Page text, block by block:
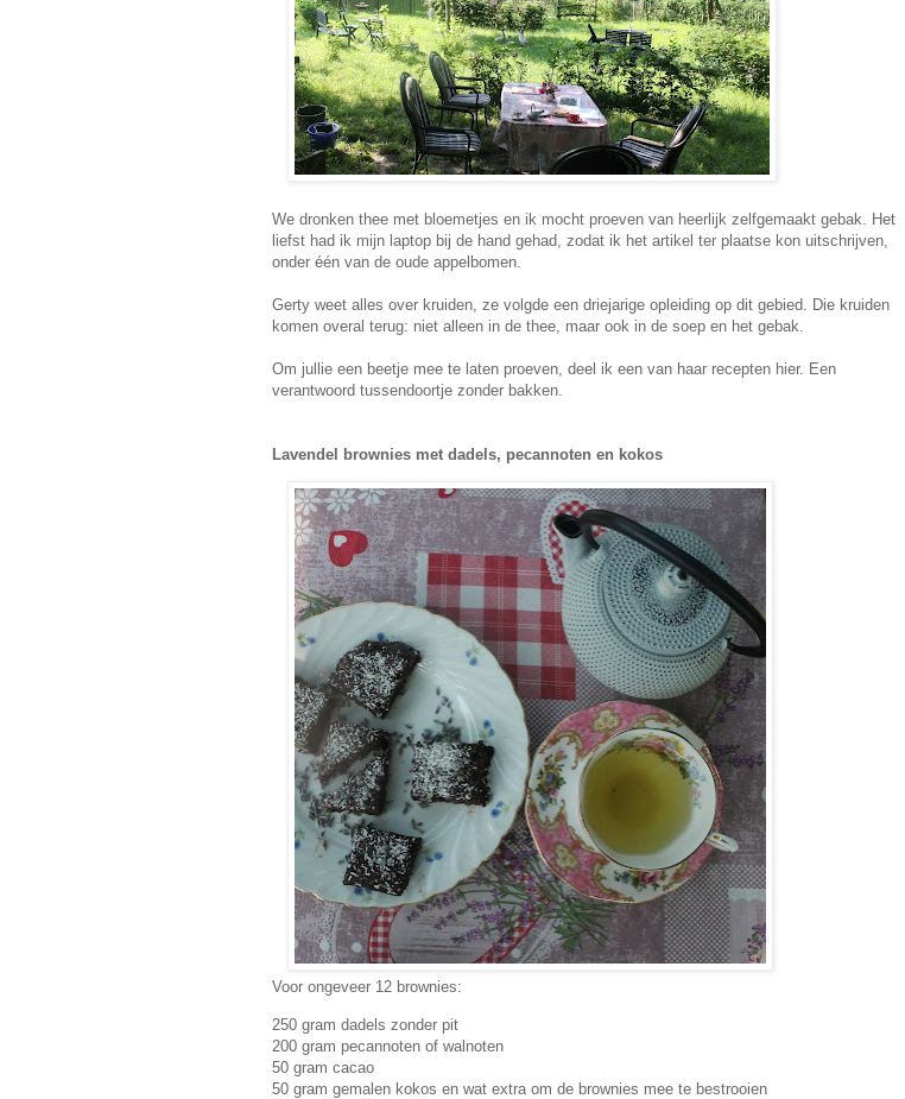
We dronken thee met bloemetjes en ik mocht proeven van heerlijk zelfgemaakt gebak. Het
liefst had ik mijn laptop bij de hand gehad, zodat ik het artikel ter plaatse kon uitschrijven,
onder één van de oude appelbomen.
Gerty weet alles over kruiden, ze volgde een driejarige opleiding op dit gebied. Die kruiden
komen overal terug: niet alleen in de thee, maar ook in de soep en het gebak.
Om jullie een beetje mee te laten proeven, deel ik een van haar recepten hier. Een
verantwoord tussendoortje zonder bakken.
Lavendel brownies met dadels, pecannoten en kokos
Voor ongeveer 12 brownies:
250 gram dadels zonder pit
200 gram pecannoten of walnoten
50 gram cacao
50 gram gemalen kokos en wat extra om de brownies mee te bestrooien